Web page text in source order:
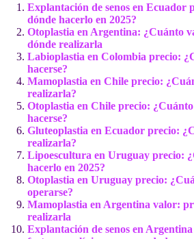
Explantación de senos en Ecuador
dónde hacerlo en 2025?
Otoplastia en Argentina: ¿Cuánto
dónde realizarla
Labioplastia en Colombia precio:
hacerse?
Mamoplastia en Chile precio:
realizarla?
Otoplastia en Chile precio:
hacerse?
Gluteoplastia en Ecuador precio:
realizarla?
Lipoescultura en Uruguay precio:
hacerlo en 2025?
Otoplastia en Uruguay precio:
operarse?
Mamoplastia en Argentina valor:
realizarla
Explantación de senos en